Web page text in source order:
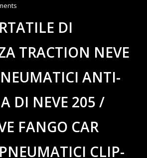
DI
TRACTION NEVE
ANTI-
DI NEVE 205 /
FANGO CAR
CLIP-